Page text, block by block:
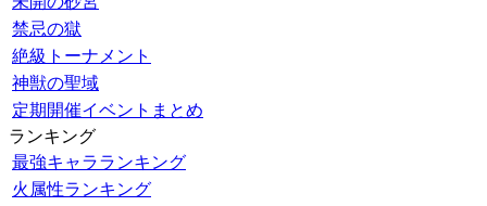
禁忌の獄
絶級トーナメント
神獣の聖域
定期開催イベントまとめ
ランキング
最強キャラランキング
火属性ランキング